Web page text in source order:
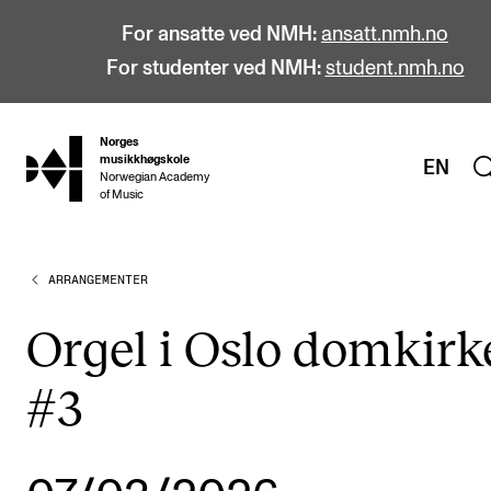
For ansatte ved NMH: ansatt.nmh.no
For studenter ved NMH: student.nmh.no
hjem
Norges
musikkhøgskole
Norwegian Academy
of Music
EN
STUDIER
Bachelor
Master
Årsstudium og videreutdanning
ARRANGEMENTER
Orgel i Oslo
#3